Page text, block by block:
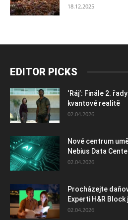
18.12.2025
EDITOR PICKS
‘Ráj’: Finále 2.
kvantové realitě
02.04.2026
Nové centrum
Nebius Data
02.04.2026
Procházejte
Experti H&R
02.04.2026